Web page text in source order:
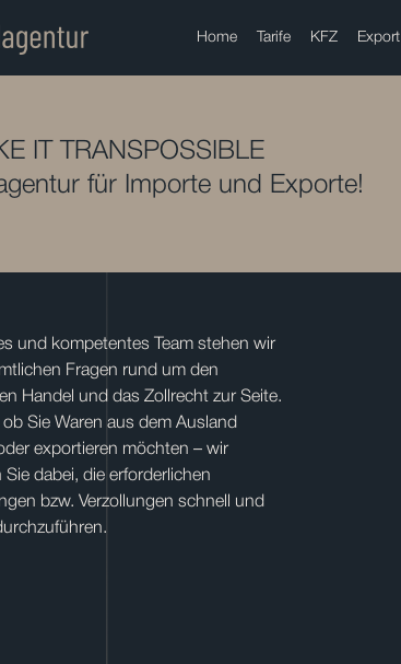
Home Tarife KFZ Export
IT TRANSPOSSIBLE
für Importe und Exporte!
und kompetentes Team stehen wir
Fragen rund um den
Handel und das Zollrecht zur Seite.
Sie Waren aus dem Ausland
exportieren möchten – wir
dabei, die erforderlichen
bzw. Verzollungen schnell und